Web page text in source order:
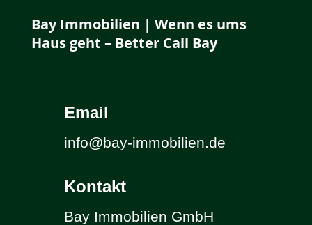
Bay Immobilien | Wenn es ums
Haus geht – Better Call Bay
Email
info@bay-immobilien.de
Kontakt
Bay Immobilien GmbH